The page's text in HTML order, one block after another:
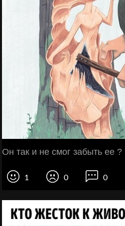
Он так и не смог забыть ее ?
1 0 0